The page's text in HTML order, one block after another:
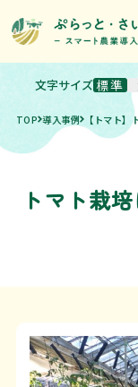
スマート
導入事例
農機メ
お知らせ
補助・支
運営者情
埼玉県の
TOP 導入事例 【トマト】
文字サイズ標準
トマト栽